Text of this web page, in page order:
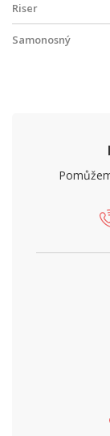
Riser
Samonosný